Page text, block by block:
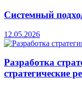
Системный
12.05.2026
Разработка
стратегические